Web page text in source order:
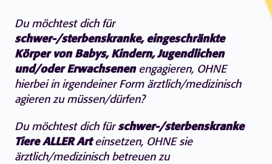
Du möchtest dich für
schwer-/sterbenskranke, eingeschränkte
Körper von Babys, Kindern, Jugendlichen
und/oder Erwachsenenengagieren, OHNE
hierbei in irgendeiner Form ärztlich/medizinisch
agieren zu müssen/dürfen?
Du möchtest dich fürschwer-/sterbenskranke
Tiere ALLER Arteinsetzen, OHNE sie
ärztlich/medizinisch betreuen zu